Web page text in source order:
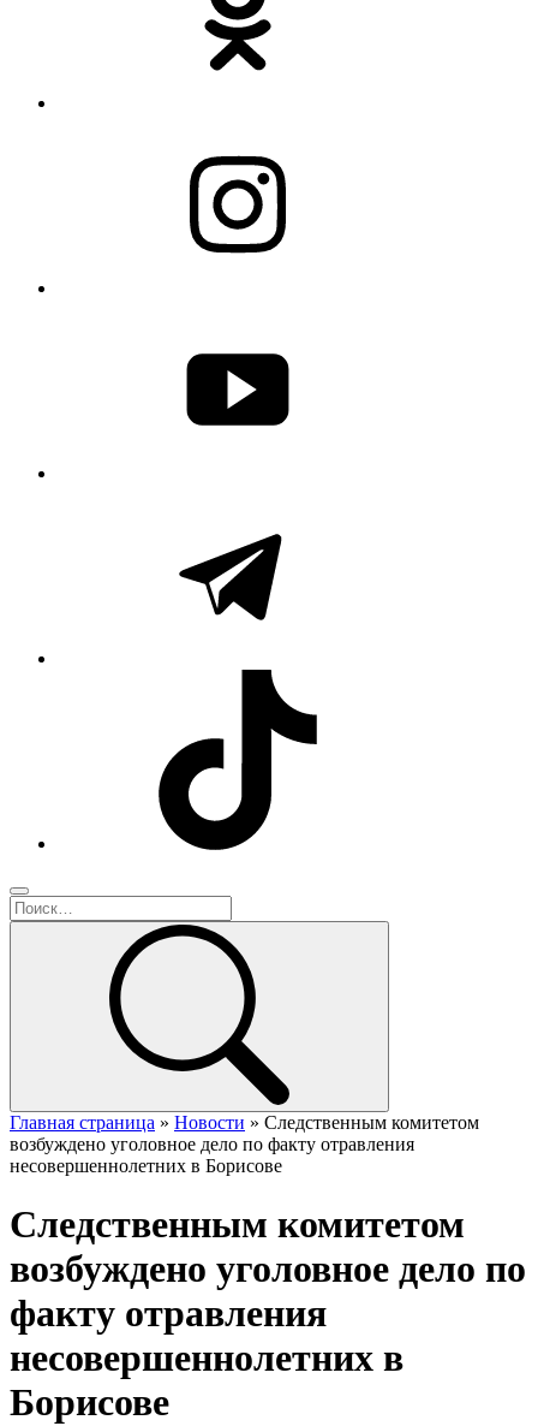
Главная страница » Новости » Следственным комитетом
возбуждено уголовное дело по факту отравления
несовершеннолетних в Борисове
Следственным комитетом
возбуждено уголовное дело по
факту отравления
несовершеннолетних в
Борисове